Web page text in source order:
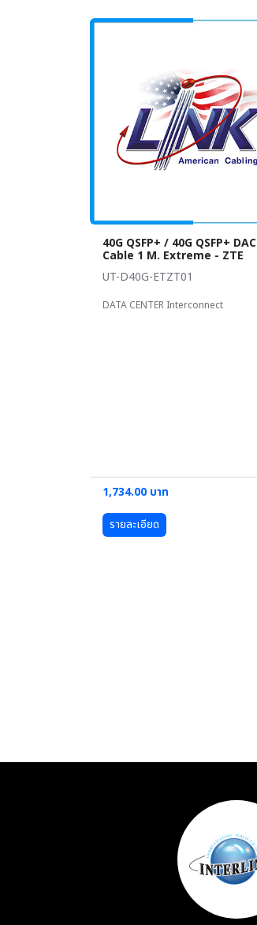
40G QSFP+ / 40G QSFP+ DAC
Cable 1 M. Extreme - ZTE
UT-D40G-ETZT01
DATA CENTER Interconnect
1,734.00 บาท
รายละเอียด